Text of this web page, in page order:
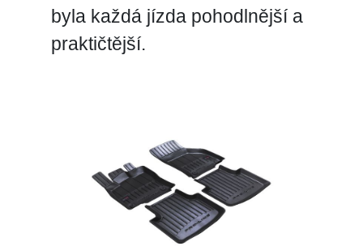
byla každá jízda pohodlnější a
praktičtější.